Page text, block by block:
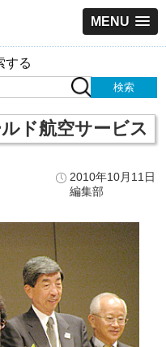
MENU
する
ド航空サービス
2010年10月11日
編集部